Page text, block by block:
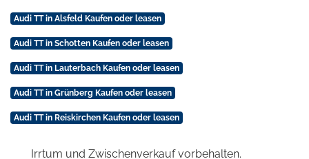
Audi TT in Alsfeld Kaufen oder leasen
Audi TT in Schotten Kaufen oder leasen
Audi TT in Lauterbach Kaufen oder leasen
Audi TT in Grünberg Kaufen oder leasen
Audi TT in Reiskirchen Kaufen oder leasen
Irrtum und Zwischenverkauf vorbehalten.